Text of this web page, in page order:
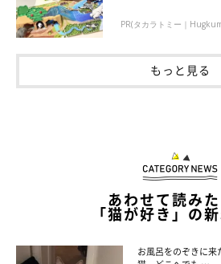
「場所を移動する」という選択もあった
いながらも、末っ子のココタくんを受
の優しさが感じられて、思わずキュン
PR(タカラトミー｜
もっと見る
あわせて読みた
「猫が好き」の
お風呂をのぞきに